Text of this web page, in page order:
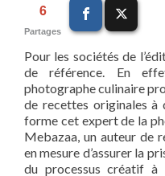
6
Partages
Pour les sociétés de
de référence. En
photographe culinaire
de recettes originales à
forme cet expert de la
Mebazaa, un auteur de
en mesure d’assurer la
du processus créatif à